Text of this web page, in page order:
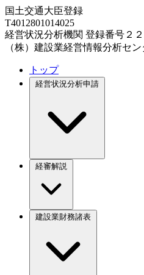
国土交通大臣登録
T4012801014025
経営状況分析機関 登録番号２２
（株）建設業経営情報分析セン
トップ
経営状況分析申請
経審解説
建設業財務諸表